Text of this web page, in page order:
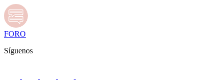
FORO
Síguenos